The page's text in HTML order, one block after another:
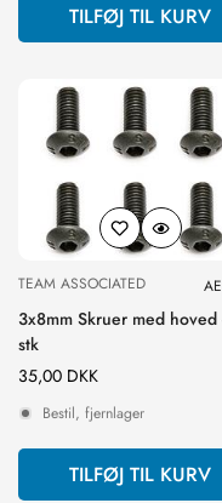
TILFØJ TIL KURV
TEAM ASSOCIATED
3x8mm Skruer med hoved
stk
Normal
pris
35,00 DKK
Bestil, fjernlager
TILFØJ TIL KURV